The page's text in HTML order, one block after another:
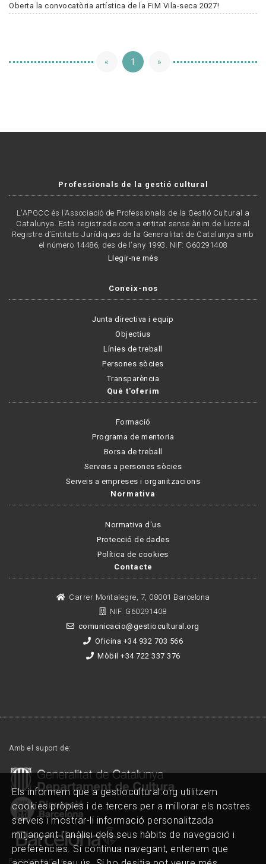
Oberta la convocatòria artística de la FiM Vila-seca 2027!
« 1 »
Professionals de la gestió cultural
L'APGCC és l’Associació de Professionals de la Gestió Cultural a
Catalunya. Està registrada com a entitat sense ànim de lucre al
Registre d’Entitats Jurídiques de la Generalitat de Catalunya amb
el número 14486, des de l’any 1993. NIF: G60291408
Llegir-ne més
Coneix-nos
Junta directiva i equip
Objectius
Línies de treball
Persones sòcies
Transparència
Què t'oferim
Formació
Programa de mentoria
Borsa de treball
Serveis a persones sòcies
Serveis a empreses i organitzacions
Normativa
Normativa d'us
Protecció de dades
Política de cookies
Contacte
Carrer Montalegre, 7, 08001 Barcelona
NIF. G60291408
comunicacio@gestiocultural.org
Oficina +34 932 703 566
Mòbil +34 722 337 376
Amb el suport de:
Formem part de:
Els informem que a gestiocultural.org utilitzem
cookies pròpies i de tercers per a millorar els nostres
serveis i mostrar-li informació personalitzada
mitjançant l'anàlisi dels seus hàbits de navegació i
preferències. Si continua navegant, entenem que